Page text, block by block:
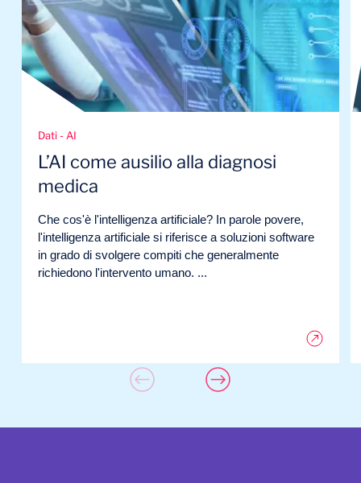
Dati - AI
L’AI come ausilio alla diagnosi
medica
Che cos'è l'intelligenza artificiale? In parole povere,
l'intelligenza artificiale si riferisce a soluzioni software
in grado di svolgere compiti che generalmente
richiedono l'intervento umano. ...